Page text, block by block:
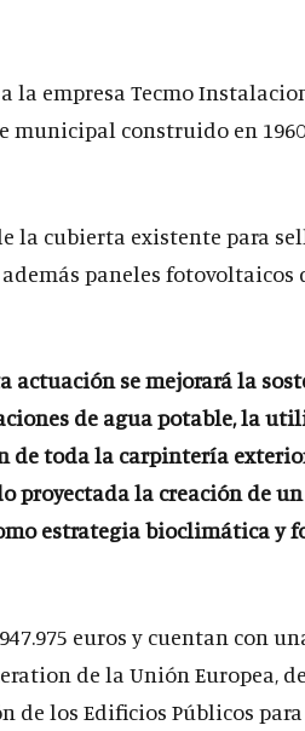
la empresa Tecmo
municipal construido en
la cubierta existente para
paneles fotovoltaicos
actuación se mejorará la
de agua potable, la
de toda la carpintería
proyectada la creación de
estrategia bioclimática y
euros y cuentan con
de la Unión Europea,
de los Edificios Públicos